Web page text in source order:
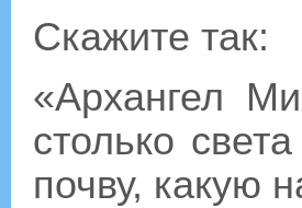
Скажите так:
«Архангел
столько
почву, какую